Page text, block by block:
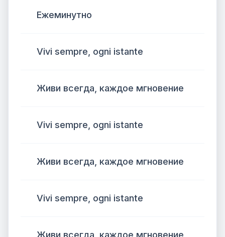
Ежеминутно
Vivi sempre, ogni istante
Живи всегда, каждое мгновение
Vivi sempre, ogni istante
Живи всегда, каждое мгновение
Vivi sempre, ogni istante
Живи всегда, каждое мгновение